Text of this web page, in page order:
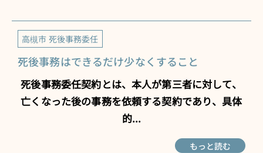
高槻市 死後事務委任
死後事務はできるだけ少なくすること
死後事務委任契約とは、本人が第三者に対して、
亡くなった後の事務を依頼する契約であり、具体
的...
もっと読む